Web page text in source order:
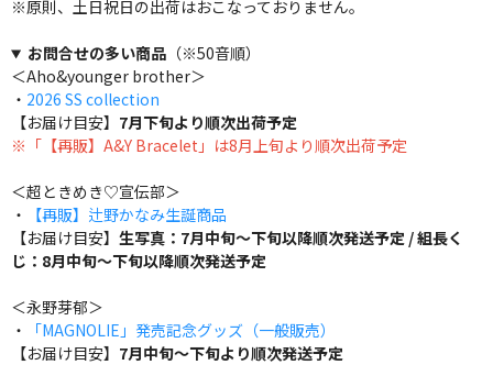
※原則、土日祝日の出荷はおこなっておりません。
お問合せの多い商品（※50音順）
＜Aho&younger brother＞
・ 2026 SS collection
【お届け目安】 7月下旬より順次出荷予定
※「【再販】A&Y Bracelet」は8月上旬より順次出荷予定
＜超ときめき♡宣伝部＞
・
【再販】辻野かなみ生誕商品
【お届け目安】 生写真：7月中旬～下旬以降順次発送予定 / 組長く
じ：8月中旬～下旬以降順次発送予定
＜永野芽郁＞
・
「MAGNOLIE」発売記念グッズ（一般販売）
【お届け目安】 7月中旬～下旬より順次発送予定